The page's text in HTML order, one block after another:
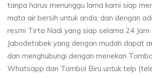
tanpa harus menunggu lama kami siap
mata air bersih untuk anda, dan dengan
resmi Tirta Nadi yang siap selama 24 Jam
Jabodetabek yang dengan mudah dapat
dan menghubungi dengan menekan
Whatsapp dan Tombol Biru untuk telp